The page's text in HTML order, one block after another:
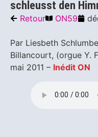
schleusst den
Retour ON59
Par Liesbeth
Billancourt, (orgue Y.
mai 2011 – Inédit ON